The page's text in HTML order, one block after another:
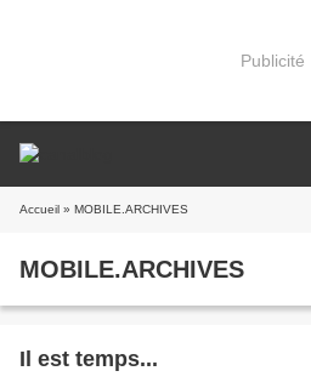
Publicité
Accueil » MOBILE.ARCHIVES
MOBILE.ARCHIVES
Il est temps...